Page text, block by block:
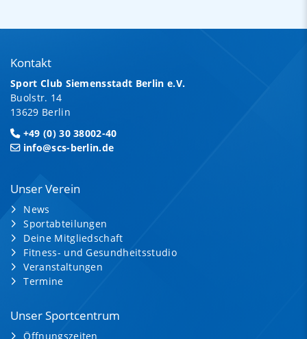
Kontakt
Sport Club Siemensstadt Berlin e.V.
Buolstr. 14
13629 Berlin
+49 (0) 30 38002-40
info@scs-berlin.de
Unser Verein
News
Sportabteilungen
Deine Mitgliedschaft
Fitness- und Gesundheitsstudio
Veranstaltungen
Termine
Unser Sportcentrum
Öffnungszeiten